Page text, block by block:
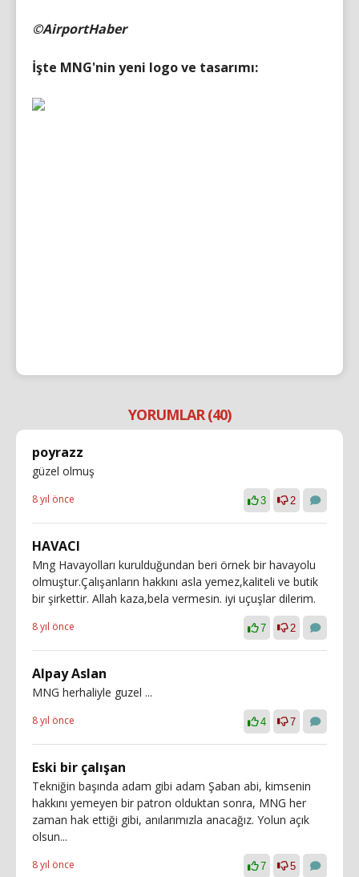
©AirportHaber
İşte MNG'nin yeni logo ve tasarımı:
YORUMLAR (40)
poyrazz
güzel olmuş
8 yıl önce 3 2
HAVACI
Mng Havayolları kurulduğundan beri örnek bir havayolu
olmuştur.Çalışanların hakkını asla yemez,kaliteli ve butik
bir şirkettir. Allah kaza,bela vermesin. iyi uçuşlar dilerim.
8 yıl önce 7 2
Alpay Aslan
MNG herhaliyle guzel ...
8 yıl önce 4 7
Eski bir çalışan
Tekniğin başında adam gibi adam Şaban abi, kimsenin
hakkını yemeyen bir patron olduktan sonra, MNG her
zaman hak ettiği gibi, anılarımızla anacağız. Yolun açık
olsun...
8 yıl önce 7 5